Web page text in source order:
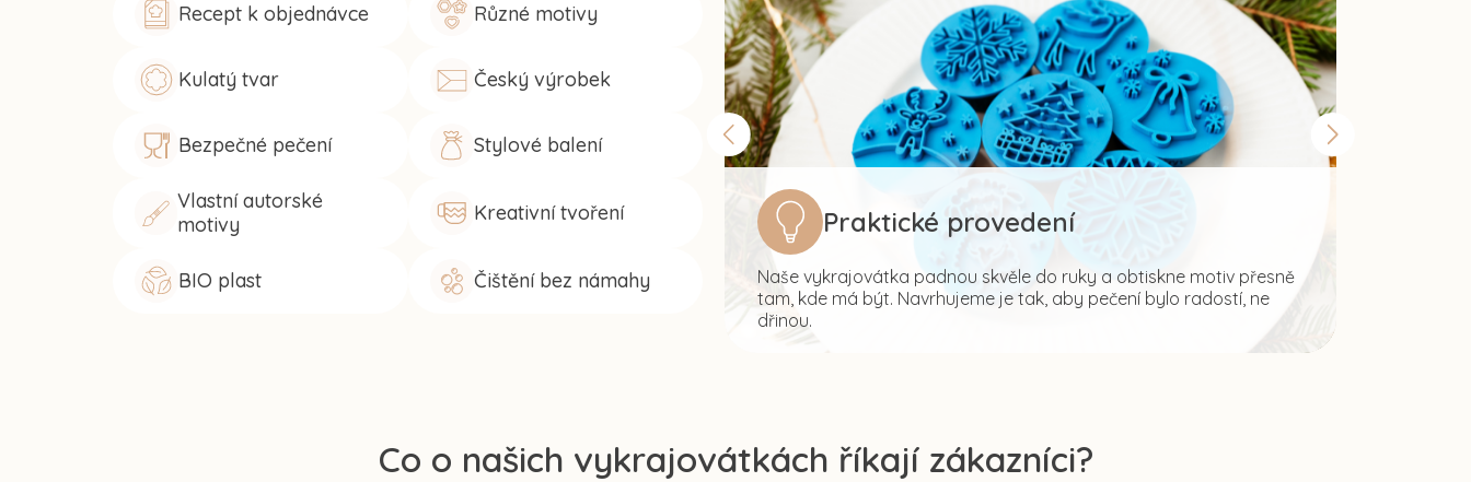
Recept k objednávce Různé motivy
Kulatý tvar Český výrobek
Bezpečné pečení Stylové balení
Vlastní autorské
motivy
Kreativní tvoření
BIO plast Čištění bez námahy
Praktické provedení
Naše vykrajovátka padnou skvěle do ruky a obtiskne motiv přesně
tam, kde má být. Navrhujeme je tak, aby pečení bylo radostí, ne
dřinou.
Co o našich vykrajovátkách říkají zákazníci?